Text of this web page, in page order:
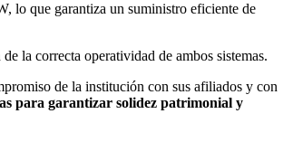
lo que garantiza un suministro eficiente de
la correcta operatividad de ambos sistemas.
de la institución con sus afiliados y con
para garantizar solidez patrimonial y